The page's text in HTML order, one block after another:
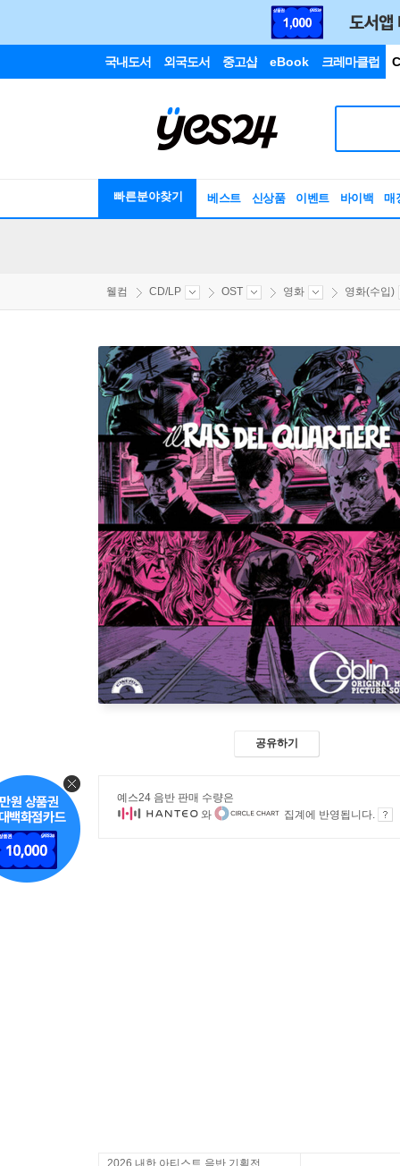
국내도서 외국도서 중고샵 eBook 크레마클럽
빠른분야찾기 베스트 신상품 이벤트 바이백 매
웰컴 CD/LP OST 영화 영화(수입)
공유하기
예스24 음반 판매 수량은
와
집계에 반영됩니다.
2026 내한 아티스트 음반 기획전